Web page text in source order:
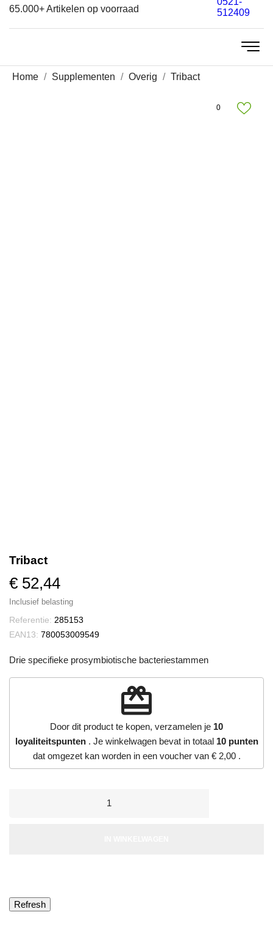
65.000+Artikelen op voorraad
512409
Home Supplementen Overig Tribact
0
Tribact
€ 52,44
Inclusief belasting
Referentie: 285153
EAN13: 780053009549
Drie specifieke prosymbiotische bacteriestammen
redeem
Door dit product te kopen, verzamelen je 10
loyaliteitspunten. Je winkelwagen bevat in totaal 10punten
dat omgezet kan worden in een voucher van € 2,00.